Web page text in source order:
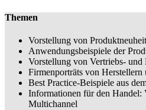
Themen
Vorstellung von
Anwendungsbeispiele der
Vorstellung von Vertriebs- und
Firmenporträts von Herstellern
Best Practice-Beispiele aus
Informationen für den Handel:
Multichannel